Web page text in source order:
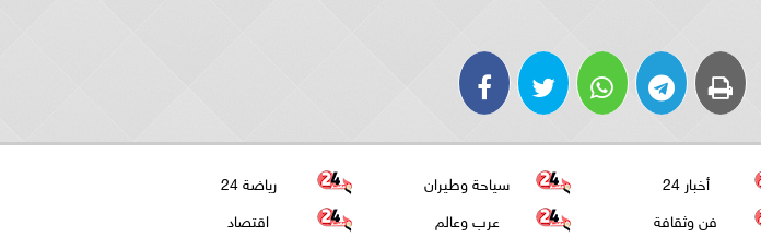
أخبار 24 سياحة وطيران
رياضة 24
فن وثقافة عرب وعالم اقتصاد